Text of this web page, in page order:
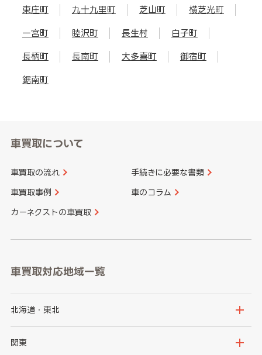
東庄町 九十九里町 芝山町 横芝光町
一宮町 睦沢町 長生村 白子町
長柄町 長南町 大多喜町 御宿町
鋸南町
車買取について
車買取の流れ 手続きに必要な書類
車買取事例 車のコラム
カーネクストの車買取
車買取対応地域一覧
北海道・東北
北海道
関東